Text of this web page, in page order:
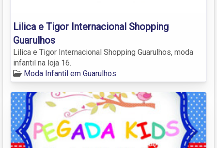
Lilica e Tigor Internacional Shopping
Guarulhos
Lilica e Tigor Internacional Shopping Guarulhos, moda
infantil na loja 16.
Moda Infantil em Guarulhos